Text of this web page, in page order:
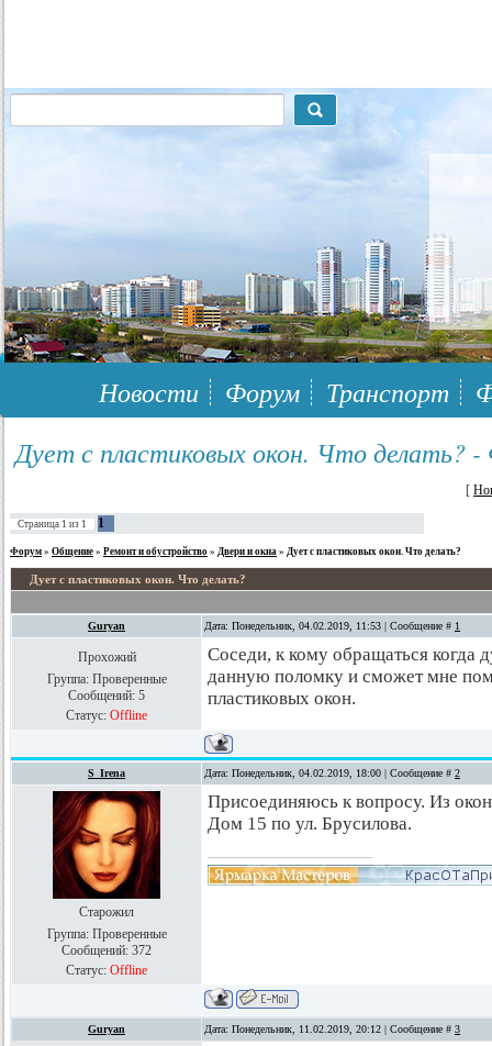
117148, г.Москва, ЮЗАО, муниципальный район Южное Бутово
Новости Форум Транспорт
Дует с пластиковых окон. Что делать?
[
Страница 1 из 1 1
Форум » Общение » Ремонт и обустройство » Двери и окна » Дует с пластиковых окон. Что делать?
Дует с пластиковых окон. Что делать?
Guryan Дата: Понедельник, 04.02.2019, 11:53 | Сообщение # 1
Прохожий
Группа: Проверенные
Сообщений: 5
Статус: Offline
Соседи, к кому обращаться когда
данную поломку и сможет мне
пластиковых окон.
S_Irena Дата: Понедельник, 04.02.2019, 18:00 | Сообщение # 2
Старожил
Группа: Проверенные
Сообщений: 372
Статус: Offline
Присоединяюсь к вопросу. Из
Дом 15 по ул. Брусилова.
Guryan Дата: Понедельник, 11.02.2019, 20:12 | Сообщение # 3